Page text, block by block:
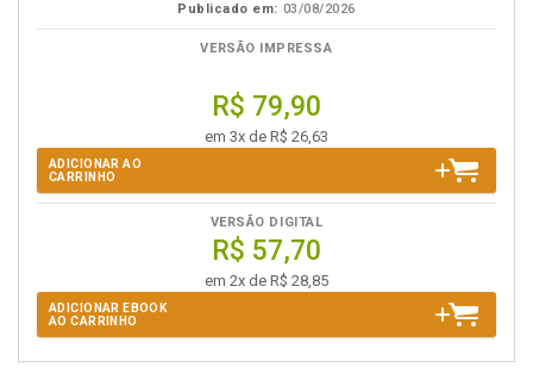
Publicado em: 03/08/2026
VERSÃO IMPRESSA
R$ 79,90
em 3x de R$ 26,63
ADICIONAR AO
CARRINHO
VERSÃO DIGITAL
R$ 57,70
em 2x de R$ 28,85
ADICIONAR EBOOK
AO CARRINHO